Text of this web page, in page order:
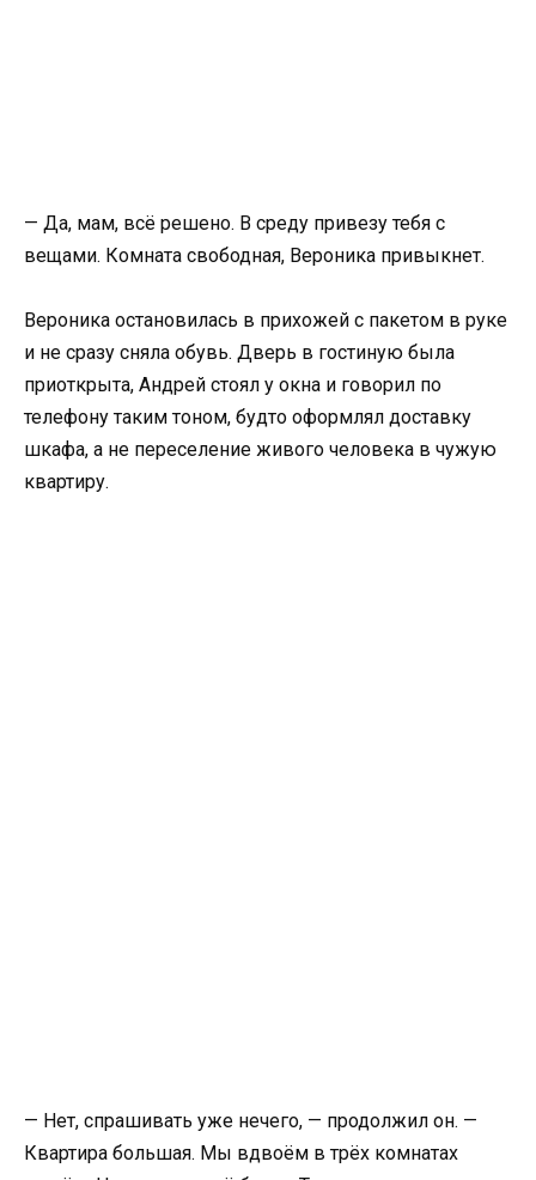
— Да, мам, всё решено. В среду привезу тебя с
вещами. Комната свободная, Вероника привыкнет.
Вероника остановилась в прихожей с пакетом в руке
и не сразу сняла обувь. Дверь в гостиную была
приоткрыта, Андрей стоял у окна и говорил по
телефону таким тоном, будто оформлял доставку
шкафа, а не переселение живого человека в чужую
квартиру.
— Нет, спрашивать уже нечего, — продолжил он. —
Квартира большая. Мы вдвоём в трёх комнатах